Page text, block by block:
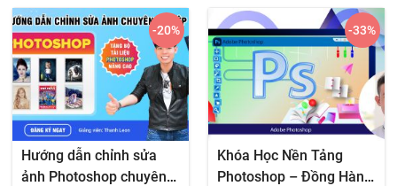
Hướng dẫn chỉnh sửa
ảnh Photoshop chuyên
-20%
Khóa Học Nền Tảng
Photoshop – Đồng Hành
-33%